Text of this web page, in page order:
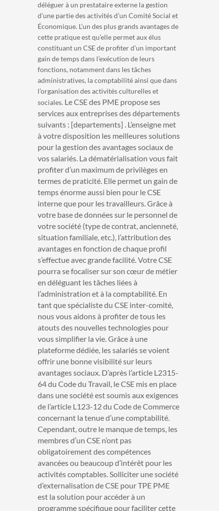
déléguer à un prestataire externe la gestion
d’une partie des activités d’un Comité Social et
Économique. L’un des plus grands avantages de
cette pratique est qu’elle permet aux élus
constituant un CSE de profiter d’un important
gain de temps dans l’exécution de leurs
fonctions, notamment dans les tâches
administratives, la comptabilité ainsi que dans
l’organisation des activités culturelles et
sociales. Le CSE des PME propose ses
services aux entreprises des départements
suivants : [departements] . L’enseigne met
à votre disposition les meilleures solutions
pour la gestion des avantages sociaux de
vos salariés. La dématérialisation vous fait
profiter d’un maximum de privilèges en
termes de praticité. Elle permet un gain de
temps énorme aussi bien pour le CSE
interne que pour les travailleurs. Grâce à
votre base de données sur le personnel de
votre société (type de contrat, ancienneté,
situation familiale, etc.), l’attribution des
avantages en fonction de chaque profil
s’effectue avec grande facilité. Votre CSE
pourra se focaliser sur son cœur de métier
en déléguant les tâches liées à
l’administration et à la comptabilité. En
tant que spécialiste du CSE inter-comité,
nous vous aidons à profiter de tous les
atouts des nouvelles technologies pour
vous simplifier la vie. Grâce à une
plateforme dédiée, les salariés se voient
offrir une bonne visibilité sur leurs
avantages sociaux. D’après l’article L2315-
64 du Code du Travail, le CSE mis en place
dans une société est soumis aux exigences
de l’article L123-12 du Code de Commerce
concernant la tenue d’une comptabilité.
Cependant, outre le manque de temps, les
membres d’un CSE n’ont pas
obligatoirement des compétences
avancées ou beaucoup d’intérêt pour les
activités comptables. Solliciter une société
d’externalisation de CSE pour TPE PME
est la solution pour accéder à un
programme spécifique pour faciliter cette